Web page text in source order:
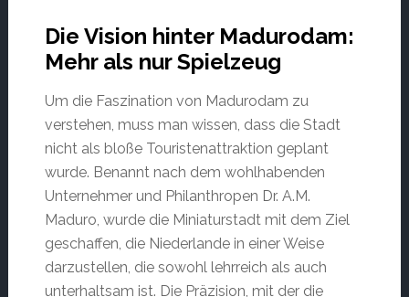
Die Vision hinter Madurodam:
Mehr als nur Spielzeug
Um die Faszination von Madurodam zu
verstehen, muss man wissen, dass die Stadt
nicht als bloße Touristenattraktion geplant
wurde. Benannt nach dem wohlhabenden
Unternehmer und Philanthropen Dr. A.M.
Maduro, wurde die Miniaturstadt mit dem Ziel
geschaffen, die Niederlande in einer Weise
darzustellen, die sowohl lehrreich als auch
unterhaltsam ist. Die Präzision, mit der die